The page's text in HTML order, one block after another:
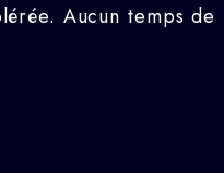
Aucun temps de